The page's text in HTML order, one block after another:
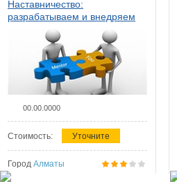
Наставничество:
разрабатываем и внедряем
систему наставничества в
организации
00.00.0000
Стоимость: Уточните
Город Алматы